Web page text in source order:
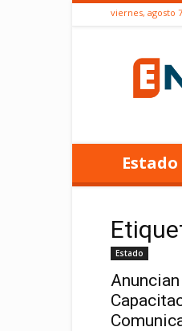
viernes, agosto
Estado
Estado